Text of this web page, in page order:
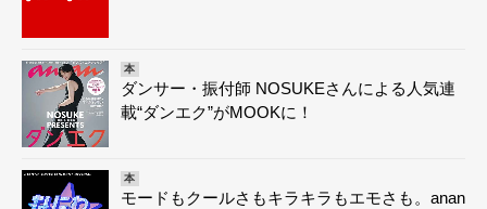
本
ダンサー・振付師 NOSUKEさんによる人気連
載“ダンエク”がMOOKに！
本
モードもクールさもキラキラもエモさも。anan